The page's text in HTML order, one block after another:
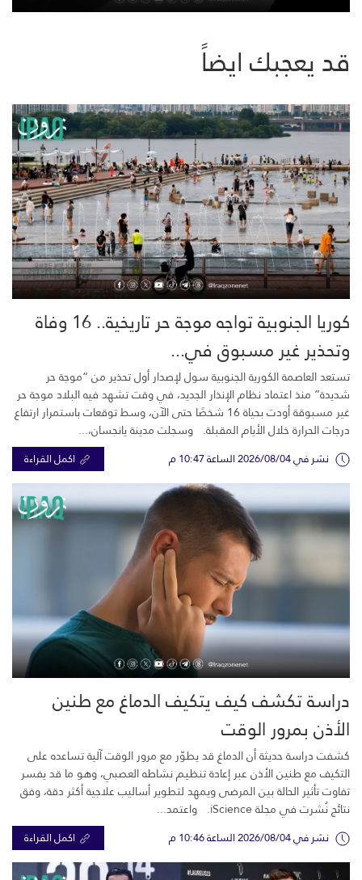
قد يعجبك ايضاً
كوريا الجنوبية تواجه موجة حر تاريخية.. 16 وفاة
وتحذير غير مسبوق في...
تستعد العاصمة الكورية الجنوبية سول لإصدار أول تحذير من “موجة حر
شديدة” منذ اعتماد نظام الإنذار الجديد، في وقت تشهد فيه البلاد موجة حر
غير مسبوقة أودت بحياة 16 شخصًا حتى الآن، وسط توقعات باستمرار ارتفاع
درجات الحرارة خلال الأيام المقبلة. وسجلت مدينة يانجسان،...
نشر في 2026/08/04 الساعة 10:47 م اكمل القراءة
دراسة تكشف كيف يتكيف الدماغ مع طنين
الأذن بمرور الوقت
كشفت دراسة حديثة أن الدماغ قد يطوّر مع مرور الوقت آلية تساعده على
التكيف مع طنين الأذن عبر إعادة تنظيم نشاطه العصبي، وهو ما قد يفسر
تفاوت تأثير الحالة بين المرضى ويمهد لتطوير أساليب علاجية أكثر دقة، وفق
نتائج نُشرت في مجلة iScience. واعتمد...
نشر في 2026/08/04 الساعة 10:46 م اكمل القراءة